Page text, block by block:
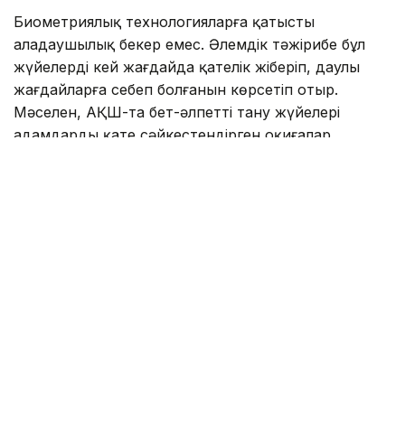
Биометриялық технологияларға қатысты
алаңдаушылық бекер емес. Әлемдік тәжірибе бұл
жүйелердің кей жағдайда қателік жіберіп, даулы
жағдайларға себеп болғанын көрсетіп отыр.
Мәселен, АҚШ-та бет-әлпетті тану жүйелері
адамдарды қате сәйкестендірген оқиғалар